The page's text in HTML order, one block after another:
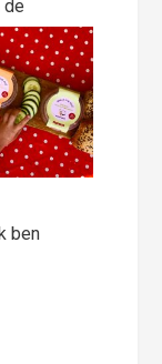
de
ben